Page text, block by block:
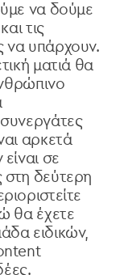
να δούμε
τις
να υπάρχουν.
ματιά θα
αρκετά
σε
δεύτερη
θα έχετε
ειδικών,